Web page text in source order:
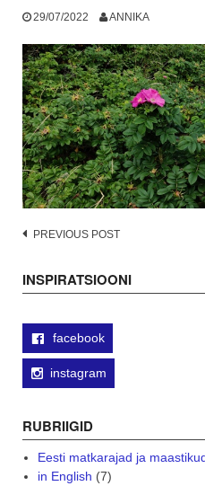
29/07/2022 ANNIKA
Post
PREVIOUS POST
INSPIRATSIOONI
facebook
instagram
RUBRIIGID
Eesti matkarajad ja
in English (7)